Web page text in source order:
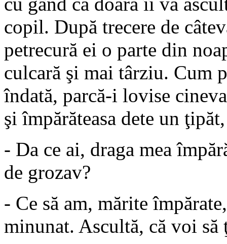
copil. După trecere de
petrecură ei o parte din
culcară şi mai târziu. Cum
îndată, parcă-i lovise
şi împărăteasa dete un
- Da ce ai, draga mea
de grozav?
- Ce să am, mărite
minunat. Ascultă, că voi să